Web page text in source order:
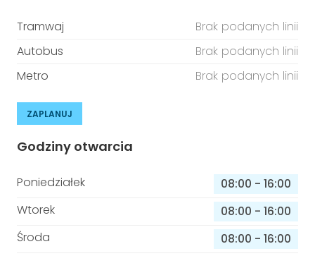
Tramwaj
Brak podanych linii
Autobus
Brak podanych linii
Metro
Brak podanych linii
ZAPLANUJ
Godziny otwarcia
Poniedziałek 08:00 - 16:00
Wtorek
08:00 - 16:00
Środa
08:00 - 16:00